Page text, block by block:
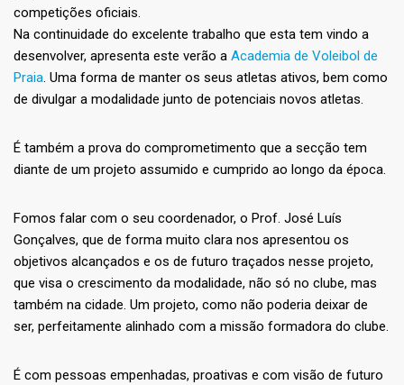
competições oficiais.
Na continuidade do excelente trabalho que esta tem vindo a
desenvolver, apresenta este verão a Academia de Voleibol de
Praia. Uma forma de manter os seus atletas ativos, bem como
de divulgar a modalidade junto de potenciais novos atletas.
É também a prova do comprometimento que a secção tem
diante de um projeto assumido e cumprido ao longo da época.
Fomos falar com o seu coordenador, o Prof. José Luís
Gonçalves, que de forma muito clara nos apresentou os
objetivos alcançados e os de futuro traçados nesse projeto,
que visa o crescimento da modalidade, não só no clube, mas
também na cidade. Um projeto, como não poderia deixar de
ser, perfeitamente alinhado com a missão formadora do clube.
É com pessoas empenhadas, proativas e com visão de futuro